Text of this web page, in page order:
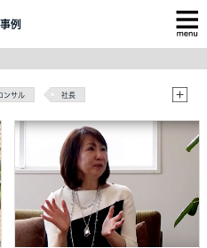
例
ンサル 社長